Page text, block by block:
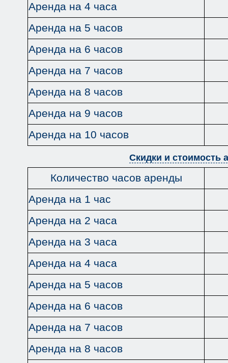
Аренда на 4 часа
Аренда на 5 часов
Аренда на 6 часов
Аренда на 7 часов
Аренда на 8 часов
Аренда на 9 часов
Аренда на 10 часов
Скидки и стоимость
Количество часов аренды
Аренда на 1 час
Аренда на 2 часа
Аренда на 3 часа
Аренда на 4 часа
Аренда на 5 часов
Аренда на 6 часов
Аренда на 7 часов
Аренда на 8 часов